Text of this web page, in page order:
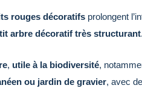
rouges décoratifs prolongent
arbre décoratif très structurant
, utile à la biodiversité,
ou jardin de gravier, avec